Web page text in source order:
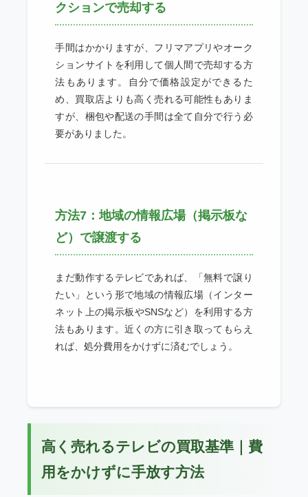
クションで売却する
手間はかかりますが、フリマアプリやオーク
ションサイトを利用して個人間で売却する方
法もあります。自分で価格設定ができるた
め、買取店よりも高く売れる可能性もありま
すが、梱包や配送の手間は全て自分で行う必
要がありました。
方法7：地域の情報広場（掲示板な
ど）で譲渡する
まだ動作するテレビであれば、「無料で譲り
たい」という形で地域の情報広場（インター
ネット上の掲示板やSNSなど）を利用する方
法もあります。近くの方に引き取ってもらえ
れば、処分費用をかけずに済むでしょう。
高く売れるテレビの買取基準｜費
用をかけずに手放す方法